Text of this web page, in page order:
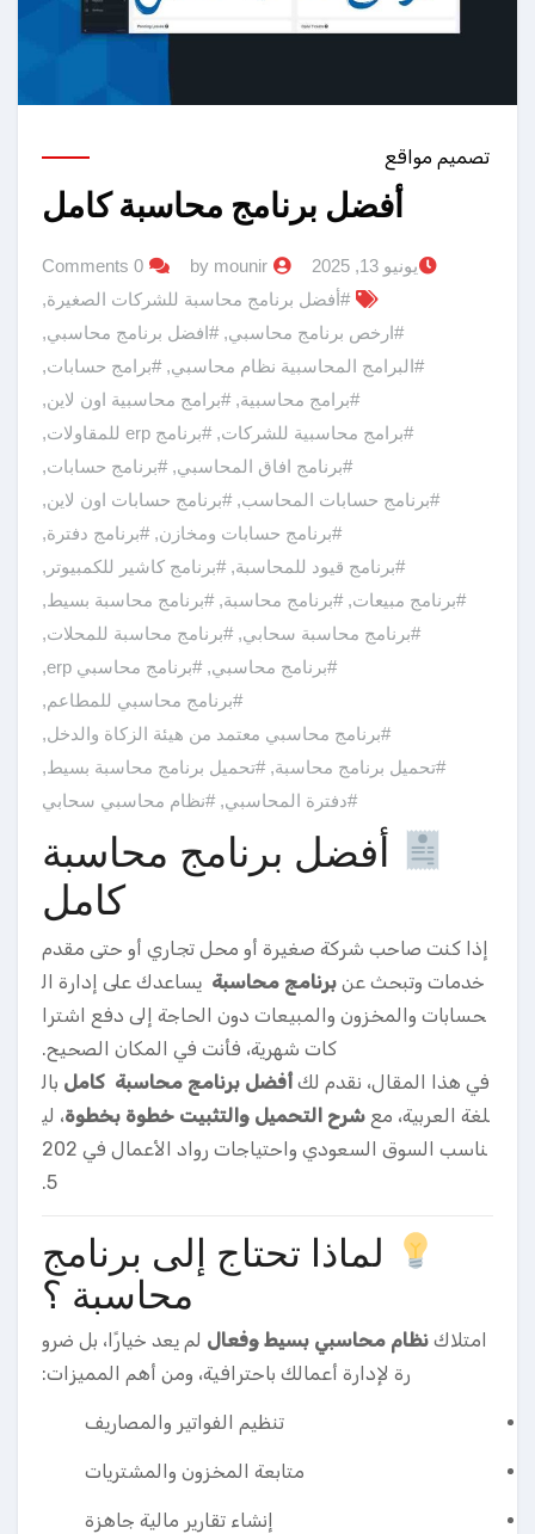
تصميم مواقع
أفضل برنامج محاسبة كامل
يونيو 13, 2025 by mounir
0 Comments
#أفضل برنامج محاسبة للشركات الصغيرة,
#ارخص برنامج محاسبي,#افضل برنامج محاسبي,
#البرامج المحاسبية نظام محاسبي,#برامج حسابات,
#برامج محاسبية,#برامج محاسبية اون لاين,
#برامج محاسبية للشركات,#برنامج erp للمقاولات
,
#برنامج افاق المحاسبي,#برنامج حسابات,
#برنامج حسابات المحاسب,#برنامج حسابات اون لاين,
#برنامج حسابات ومخازن,#برنامج دفترة,
#برنامج قيود للمحاسبة,#برنامج كاشير للكمبيوتر ,
#برنامج مبيعات,#برنامج محاسبة,#برنامج محاسبة بسيط,
#برنامج محاسبة سحابي,#برنامج محاسبة للمحلات,
#برنامج محاسبي,#برنامج محاسبي erp
,
#برنامج محاسبي للمطاعم,
#برنامج محاسبي معتمد من هيئة الزكاة والدخل,
#تحميل برنامج محاسبة,#تحميل برنامج محاسبة بسيط,
#دفترة المحاسبي,#نظام محاسبي سحابي
أفضل برنامج محاسبة
كامل
إذا كنت صاحب شركة صغيرة أو محل تجاري أو حتى مقدم
خدمات وتبحث عن برنامج محاسبة يساعدك على إدارة ال
حسابات والمخزون والمبيعات دون الحاجة إلى دفع اشترا
كات شهرية، فأنت في المكان الصحيح.
في هذا المقال، نقدم لك أفضل برنامج محاسبة كامل بال
لغة العربية، مع شرح التحميل والتثبيت خطوة بخطوة، لي
ناسب السوق السعودي واحتياجات رواد الأعمال في 202
5.
لماذا تحتاج إلى برنامج
محاسبة ؟
امتلاك نظام محاسبي بسيط وفعال لم يعد خيارًا، بل ضرو
رة لإدارة أعمالك باحترافية، ومن أهم المميزات:
تنظيم الفواتير والمصاريف
متابعة المخزون والمشتريات
إنشاء تقارير مالية جاهزة